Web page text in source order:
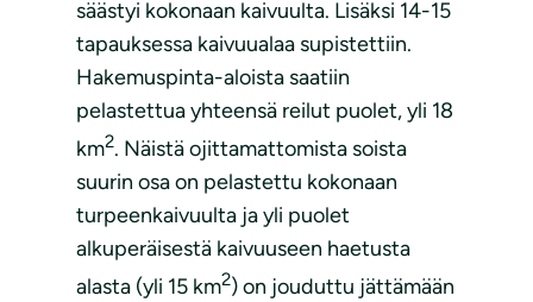
säästyi kokonaan kaivuulta. Lisäksi 14-15
tapauksessa kaivuualaa supistettiin.
Hakemuspinta-aloista saatiin
pelastettua yhteensä reilut puolet, yli 18
km2. Näistä ojittamattomista soista
suurin osa on pelastettu kokonaan
turpeenkaivuulta ja yli puolet
alkuperäisestä kaivuuseen haetusta
alasta (yli 15 km2) on jouduttu jättämään